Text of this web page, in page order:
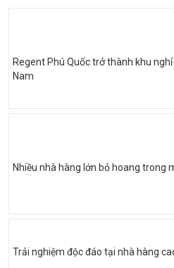
Regent Phú Quốc trở thành khu
Nam
Nhiều nhà hàng lớn bỏ hoang trong
Trải nghiệm độc đáo tại nhà hàng